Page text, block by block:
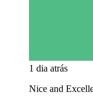
1 dia atrás
Nice and